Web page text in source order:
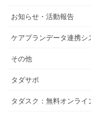
お知らせ・活動報告
ケアプランデータ連携シ
その他
タダサポ
タダスク：無料オンライ